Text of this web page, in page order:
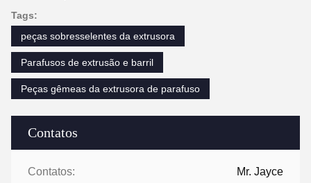
Contatos
Contatos: Mr. Jayce
Tags:
peças sobresselentes da extrusora
Parafusos de extrusão e barril
Peças gêmeas da extrusora de parafuso